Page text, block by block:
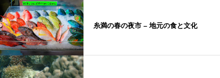
糸満の春の夜市 – 地元の食と文化